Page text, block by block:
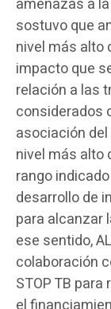
amenazas a
sostuvo que
nivel más alto
impacto que
relación a las
considerados
asociación del
nivel más alto
rango
desarrollo de
para alcanzar
ese sentido,
colaboración
STOP TB